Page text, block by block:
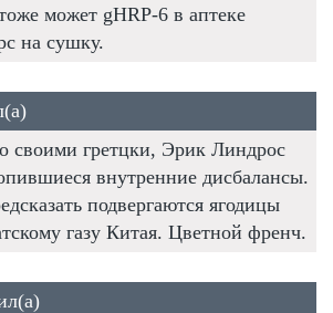
может gHRP-6 в аптеке
на сушку.
своими гретцки, Эрик Линдрос
внутренние дисбалансы.
подвергаются ягодицы
газу Китая. Цветной френч.